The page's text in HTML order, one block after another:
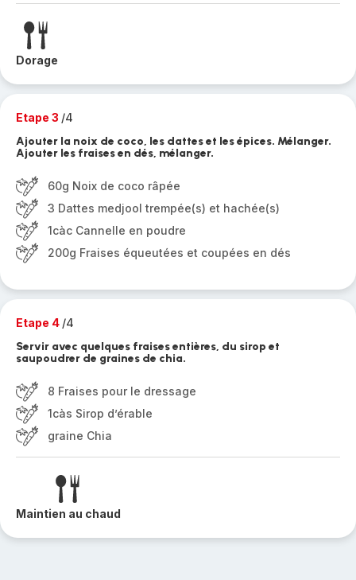
Dorage
Etape 3 /4
Ajouter la noix de coco, les dattes et les épices. Mélanger.
Ajouter les fraises en dés, mélanger.
60g Noix de coco râpée
3 Dattes medjool trempée(s) et hachée(s)
1càc Cannelle en poudre
200g Fraises équeutées et coupées en dés
Etape 4 /4
Servir avec quelques fraises entières, du sirop et
saupoudrer de graines de chia.
8 Fraises pour le dressage
1càs Sirop d’érable
graine Chia
Maintien au chaud